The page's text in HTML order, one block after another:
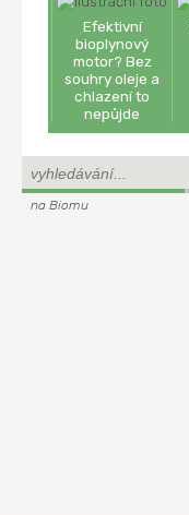
Efektivní
bioplynový
motor? Bez
souhry oleje a
chlazení to
nepůjde
na Biomu